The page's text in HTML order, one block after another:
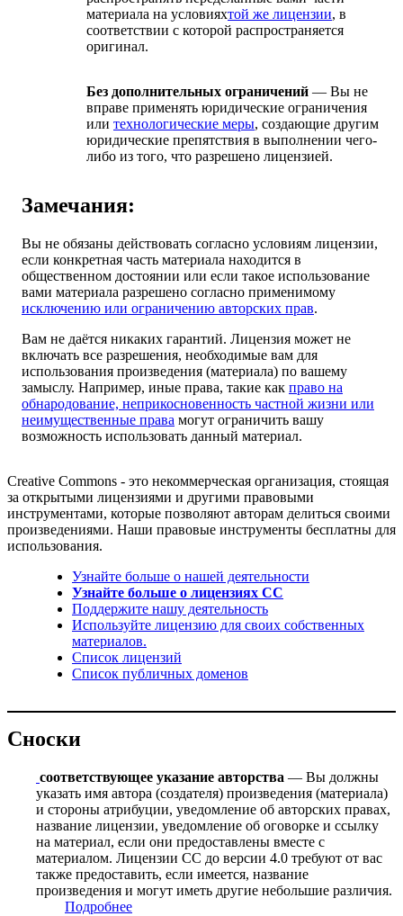
материала на условияхтой же лицензии, в
соответствии с которой распространяется
оригинал.
Без дополнительных ограничений — Вы не
вправе применять юридические ограничения
или технологические меры, создающие другим
юридические препятствия в выполнении чего-
либо из того, что разрешено лицензией.
Замечания:
Вы не обязаны действовать согласно условиям лицензии,
если конкретная часть материала находится в
общественном достоянии или если такое использование
вами материала разрешено согласно применимому
исключению или ограничению авторских прав.
Вам не даётся никаких гарантий. Лицензия может не
включать все разрешения, необходимые вам для
использования произведения (материала) по вашему
замыслу. Например, иные права, такие как право на
обнародование, неприкосновенность частной жизни или
неимущественные права могут ограничить вашу
возможность использовать данный материал.
Creative Commons - это некоммерческая организация, стоящая
за открытыми лицензиями и другими правовыми
инструментами, которые позволяют авторам делиться своими
произведениями. Наши правовые инструменты бесплатны для
использования.
Узнайте больше о нашей деятельности
Узнайте больше о лицензиях CC
Поддержите нашу деятельность
Используйте лицензию для своих собственных
материалов.
Список лицензий
Список публичных доменов
Сноски
соответствующее указание авторства — Вы должны
указать имя автора (создателя) произведения (материала)
и стороны атрибуции, уведомление об авторских правах,
название лицензии, уведомление об оговорке и ссылку
на материал, если они предоставлены вместе с
материалом. Лицензии CC до версии 4.0 требуют от вас
также предоставить, если имеется, название
произведения и могут иметь другие небольшие различия.
Подробнее